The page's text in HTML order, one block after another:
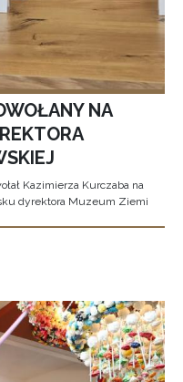
NA
Kazimierza Kurczaba na
dyrektora Muzeum Ziemi